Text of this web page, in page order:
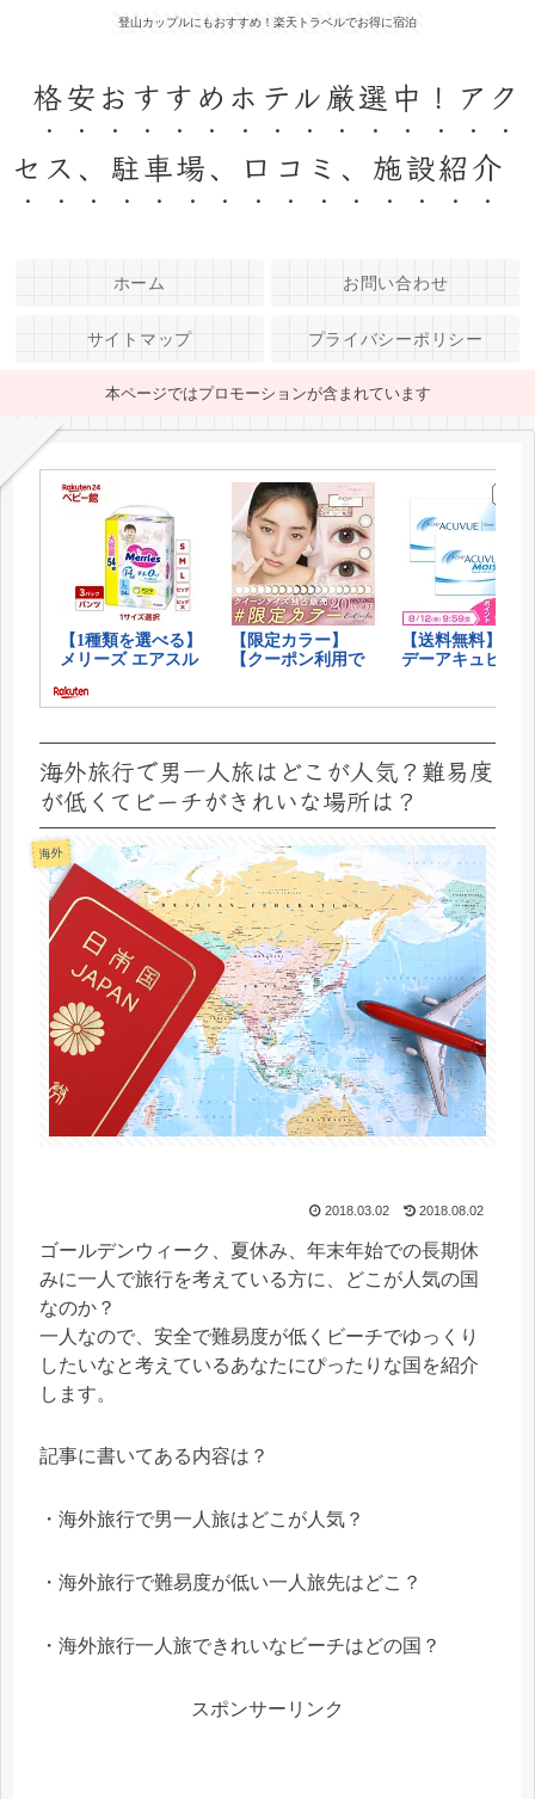
登山カップルにもおすすめ！楽天トラベルでお得に宿泊
格安おすすめホテル厳選中！アク
セス、駐車場、口コミ、施設紹介
ホーム お問い合わせ
サイトマップ プライバシーポリシー
本ページではプロモーションが含まれています
海外旅行で男一人旅はどこが人気？難易度
が低くてビーチがきれいな場所は？
海外
2018.03.02 2018.08.02
ゴールデンウィーク、夏休み、年末年始での長期休
みに一人で旅行を考えている方に、どこが人気の国
なのか？
一人なので、安全で難易度が低くビーチでゆっくり
したいなと考えているあなたにぴったりな国を紹介
します。
記事に書いてある内容は？
・海外旅行で男一人旅はどこが人気？
・海外旅行で難易度が低い一人旅先はどこ？
・海外旅行一人旅できれいなビーチはどの国？
スポンサーリンク